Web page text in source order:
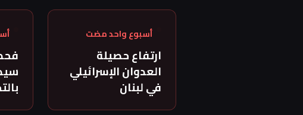
أسبوع واحد مضت
ارتفاع حصيلة
العدوان الإسرائيلي
في لبنان